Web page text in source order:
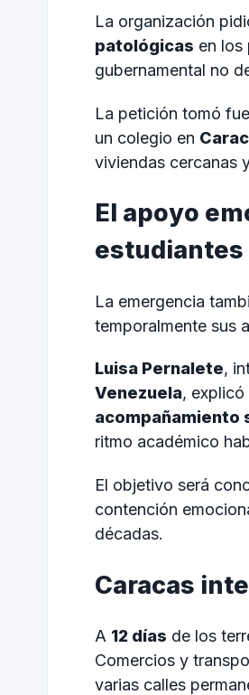
La organización
patológicas en los
gubernamental no
La petición tomó
un colegio en
viviendas cercanas
El apoyo
estudiantes
La emergencia
temporalmente sus
Luisa Pernalete,
Venezuela, explicó
acompañamiento
ritmo académico
El objetivo será
contención
décadas.
Caracas
A 12 días de los
Comercios y
varias calles